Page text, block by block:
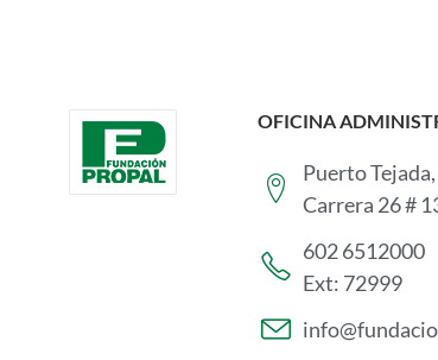
OFICINA
Puerto
Carrera 26 #
602 6512000
Ext: 72999